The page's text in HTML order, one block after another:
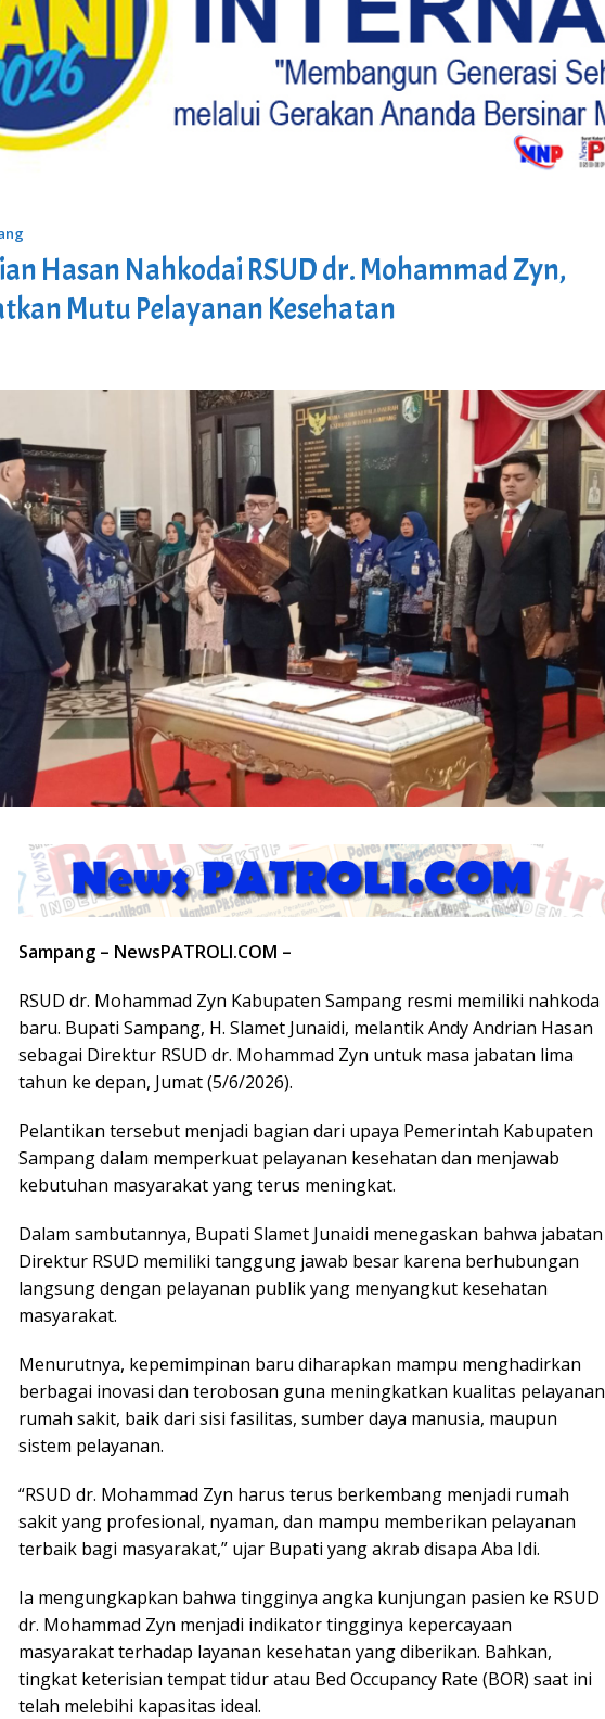
Hasan Nahkodai RSUD dr. Mohammad Zyn,
Mutu Pelayanan Kesehatan
Sampang – NewsPATROLI.COM –
RSUD dr. Mohammad Zyn Kabupaten Sampang resmi memiliki nahkoda
baru. Bupati Sampang, H. Slamet Junaidi, melantik Andy Andrian Hasan
sebagai Direktur RSUD dr. Mohammad Zyn untuk masa jabatan lima
tahun ke depan, Jumat (5/6/2026).
Pelantikan tersebut menjadi bagian dari upaya Pemerintah Kabupaten
Sampang dalam memperkuat pelayanan kesehatan dan menjawab
kebutuhan masyarakat yang terus meningkat.
Dalam sambutannya, Bupati Slamet Junaidi menegaskan bahwa jabatan
Direktur RSUD memiliki tanggung jawab besar karena berhubungan
langsung dengan pelayanan publik yang menyangkut kesehatan
masyarakat.
Menurutnya, kepemimpinan baru diharapkan mampu menghadirkan
berbagai inovasi dan terobosan guna meningkatkan kualitas pelayanan
rumah sakit, baik dari sisi fasilitas, sumber daya manusia, maupun
sistem pelayanan.
“RSUD dr. Mohammad Zyn harus terus berkembang menjadi rumah
sakit yang profesional, nyaman, dan mampu memberikan pelayanan
terbaik bagi masyarakat,” ujar Bupati yang akrab disapa Aba Idi.
Ia mengungkapkan bahwa tingginya angka kunjungan pasien ke RSUD
dr. Mohammad Zyn menjadi indikator tingginya kepercayaan
masyarakat terhadap layanan kesehatan yang diberikan. Bahkan,
tingkat keterisian tempat tidur atau Bed Occupancy Rate (BOR) saat ini
telah melebihi kapasitas ideal.